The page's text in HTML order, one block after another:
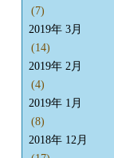
(7)
2019年 3月
(14)
2019年 2月
(4)
2019年 1月
(8)
2018年 12月